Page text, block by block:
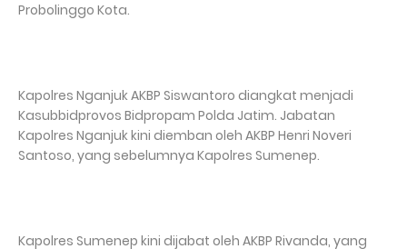
Probolinggo Kota.
Kapolres Nganjuk AKBP Siswantoro diangkat menjadi
Kasubbidprovos Bidpropam Polda Jatim. Jabatan
Kapolres Nganjuk kini diemban oleh AKBP Henri Noveri
Santoso, yang sebelumnya Kapolres Sumenep.
Kapolres Sumenep kini dijabat oleh AKBP Rivanda, yang